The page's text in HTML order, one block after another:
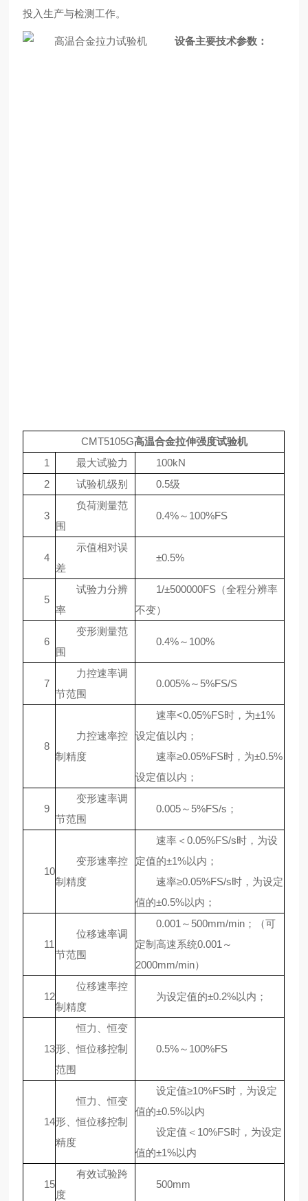
投入生产与检测工作。
设备主要技术参数：
CMT5105G高温合金拉伸强度试验机
1
最大试验力
100kN
2
试验机级别 0.5级
3
负荷测量范
围
0.4%～100%FS
4
示值相对误
差
±0.5%
5
试验力分辨
率
1/±500000FS（全程分辨率
不变）
6
变形测量范
围
0.4%～100%
7
力控速率调
节范围
0.005%～5%FS/S
8
力控速率控
制精度
速率<0.05%FS时，为±1%
设定值以内；
速率≥0.05%FS时，为±0.5%
设定值以内；
9
变形速率调
节范围
0.005～5%FS/s；
10
变形速率控
制精度
速率＜0.05%FS/s时，为设
定值的±1%以内；
速率≥0.05%FS/s时，为设定
值的±0.5%以内；
11
位移速率调
节范围
0.001～500mm/min；（可
定制高速系统0.001～
2000mm/min）
12
位移速率控
制精度
为设定值的±0.2%以内；
13
恒力、恒变
形、恒位移控制
范围
0.5%～100%FS
14
恒力、恒变
形、恒位移控制
精度
设定值≥10%FS时，为设定
值的±0.5%以内
设定值＜10%FS时，为设定
值的±1%以内
15
有效试验跨
度
500mm